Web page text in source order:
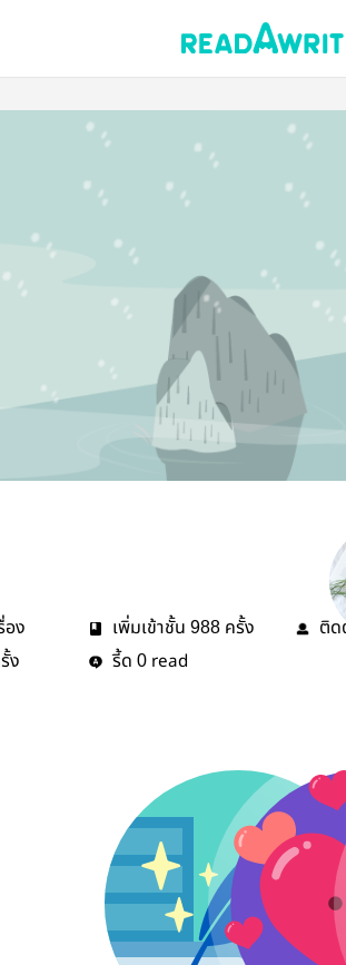
อง เพิ่มเข้าชั้น 988 ครั้ง ติ
ง รี้ด 0 read